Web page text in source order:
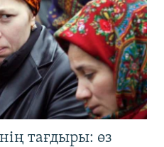
тағдыры: өз